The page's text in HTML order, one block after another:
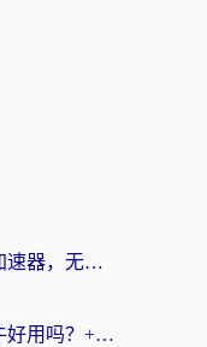
海外党必看：如何选对免费加速器，无缝访问国内资源不踩坑？
海外党必看：雷神手游和海牛好用吗？+3款热门加速器实测对比，附番茄加速器无缝回国指南